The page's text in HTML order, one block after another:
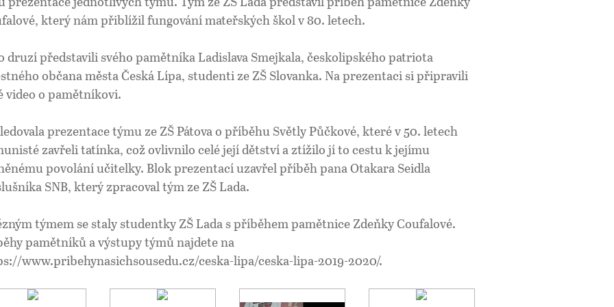
který nám přiblížil fungování mateřských škol v 80. letech.
druzí představili svého pamětníka Ladislava Smejkala, českolipského patriota
občana města Česká Lípa, studenti ze ZŠ Slovanka. Na prezentaci si připravili
video o pamětníkovi.
prezentace týmu ze ZŠ Pátova o příběhu Světly Půčkové, které v 50. letech
zavřeli tatínka, což ovlivnilo celé její dětství a ztížilo jí to cestu k jejímu
povolání učitelky. Blok prezentací uzavřel příběh pana Otakara Seidla
SNB, který zpracoval tým ze ZŠ Lada.
týmem se staly studentky ZŠ Lada s příběhem pamětnice Zdeňky Coufalové.
pamětníků a výstupy týmů najdete na
www.pribehynasichsousedu.cz/ceska-lipa/ceska-lipa-2019-2020/.